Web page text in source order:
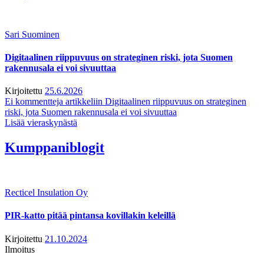
Sari Suominen
Digitaalinen riippuvuus on strateginen riski, jota Suomen
rakennusala ei voi sivuuttaa
Kirjoitettu 25.6.2026
Ei kommentteja artikkeliin Digitaalinen riippuvuus on strateginen
riski, jota Suomen rakennusala ei voi sivuuttaa
Lisää vieraskynästä
Kumppaniblogit
Recticel Insulation Oy
PIR-katto pitää pintansa kovillakin keleillä
Kirjoitettu 21.10.2024
Ilmoitus